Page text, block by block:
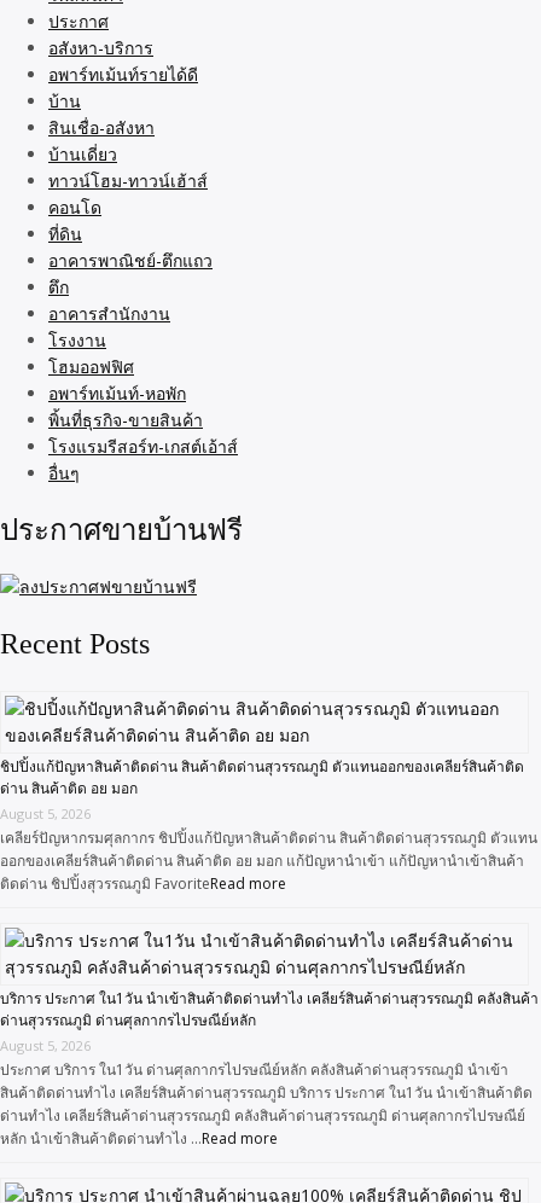
ประกาศ
อสังหา-บริการ
อพาร์ทเม้นท์รายได้ดี
บ้าน
สินเชื่อ-อสังหา
บ้านเดี่ยว
ทาวน์โฮม-ทาวน์เฮ้าส์
คอนโด
ที่ดิน
อาคารพาณิชย์-ตึกแถว
ตึก
อาคารสำนักงาน
โรงงาน
โฮมออฟฟิศ
อพาร์ทเม้นท์-หอพัก
พิ้นที่ธุรกิจ-ขายสินค้า
โรงแรมรีสอร์ท-เกสต์เอ้าส์
อื่นๆ
ประกาศขายบ้านฟรี
Recent Posts
ชิปปิ้งแก้ปัญหาสินค้าติดด่าน สินค้าติดด่านสุวรรณภูมิ ตัวแทนออกของเคลียร์สินค้าติด
ด่าน สินค้าติด อย มอก
August 5, 2026
เคลียร์ปัญหากรมศุลกากร ชิปปิ้งแก้ปัญหาสินค้าติดด่าน สินค้าติดด่านสุวรรณภูมิ ตัวแทน
ออกของเคลียร์สินค้าติดด่าน สินค้าติด อย มอก แก้ปัญหานำเข้า แก้ปัญหานำเข้าสินค้า
ติดด่าน ชิปปิ้งสุวรรณภูมิ FavoriteRead more
บริการ ประกาศ ใน1วัน นำเข้าสินค้าติดด่านทำไง เคลียร์สินค้าด่านสุวรรณภูมิ คลังสินค้า
ด่านสุวรรณภูมิ ด่านศุลกากรไปรษณีย์หลัก
August 5, 2026
ประกาศ บริการ ใน1วัน ด่านศุลกากรไปรษณีย์หลัก คลังสินค้าด่านสุวรรณภูมิ นำเข้า
สินค้าติดด่านทำไง เคลียร์สินค้าด่านสุวรรณภูมิ บริการ ประกาศ ใน1วัน นำเข้าสินค้าติด
ด่านทำไง เคลียร์สินค้าด่านสุวรรณภูมิ คลังสินค้าด่านสุวรรณภูมิ ด่านศุลกากรไปรษณีย์
หลัก นำเข้าสินค้าติดด่านทำไง …Read more